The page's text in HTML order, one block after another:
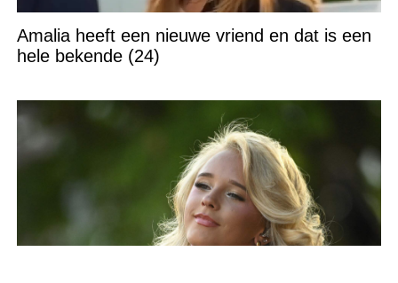
Amalia heeft een nieuwe vriend en dat is een
hele bekende (24)